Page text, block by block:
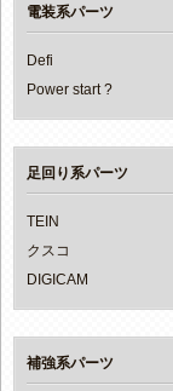
電装系パーツ
Defi
Power start ?
足回り系パーツ
TEIN
クスコ
DIGICAM
補強系パーツ